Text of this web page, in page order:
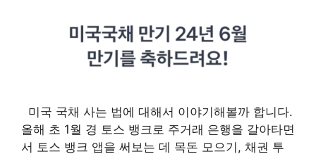
미국 국채 사는 법에 대해서 이야기해볼까 합니다.
올해 초 1월 경 토스 뱅크로 주거래 은행을 갈아타면
서 토스 뱅크 앱을 써보는 데 목돈 모으기, 채권 투